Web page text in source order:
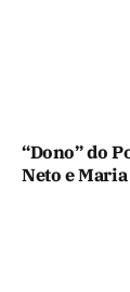
“Dono” do
Neto e